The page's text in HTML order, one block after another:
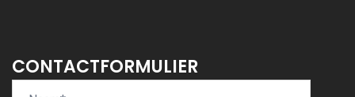
CONTACTFORMULIER